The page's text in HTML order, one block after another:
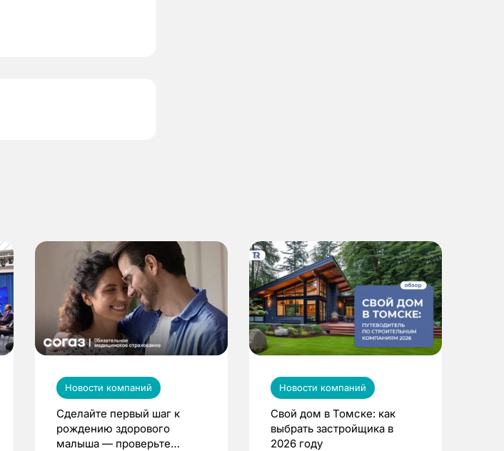
Новости компаний
Сделайте первый шаг к
рождению здорового
малыша — проверьте
Новости компаний
Свой дом в Томске: как
выбрать застройщика в
2026 году